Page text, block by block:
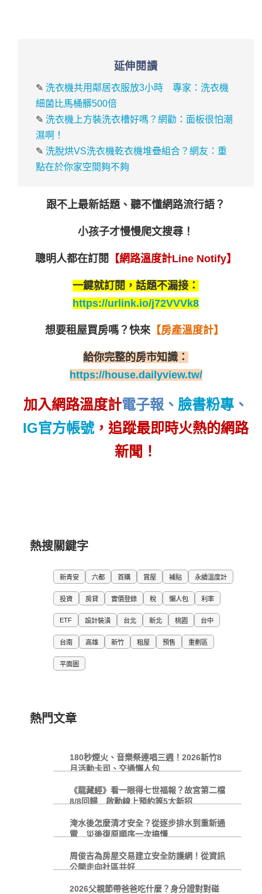
延伸閱讀
✎洗衣機共用鄰居衣服放3小時 專家：洗衣機
細菌比馬桶髒500倍
✎洗衣機上方裝洗衣槽好嗎？網勸：面板很怕潮
濕啊！
✎洗脫烘VS洗衣機乾衣機堆疊組合？網友：重
點在於你家空間夠不夠
跟不上最新話題、聽不懂網路流行語？
小孩子才慢慢爬文搜尋！
聰明人都在訂閱 【網路溫度計Line Notify】
一鍵就訂閱，話題不漏接：
https://urlink.io/j72VVVk8
想要租屋買房嗎？ 快來【房產溫度計】
給你完整的房市知識：
https://house.dailyview.tw/
加入網路溫度計電子報 、 臉書粉專 、
IG官方帳號，追蹤最即時火熱的網路
新聞！
熱搜關鍵字
新青安 六都 首購 賞屋 補貼 永續溫度計
投資 房貸 實價登錄 稅 懶人包 利率
ETF 設計裝潢 台北 新北 桃園 台中
台南 高雄 新竹 租屋 預售 重劃區
平面圖
熱門文章
180秒煙火、音樂祭連唱三週！2026新竹8
月活動卡司、交通懶人包
《龍藏經》看一眼得七世福報？故宮第二檔
8/8回歸 啟動線上預約等5大新招
淹水後怎麼清才安全？從逐步排水到重新通
電 災後復原順序一次搞懂
周俊吉為房屋交易建立安全防護網！從資訊
公開走向社區共好
2026父親節帶爸爸吃什麼？身分證對對碰